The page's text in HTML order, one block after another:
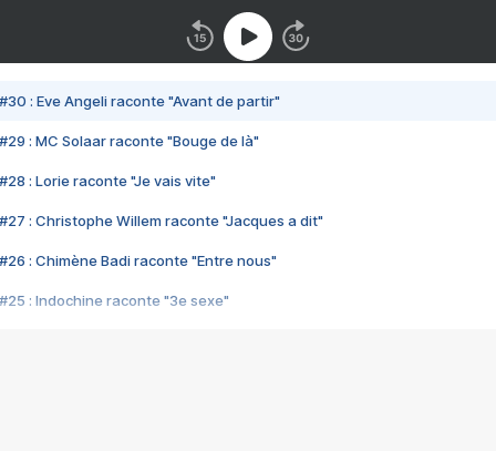
#30 : Eve Angeli raconte "Avant de partir"
#29 : MC Solaar raconte "Bouge de là"
#28 : Lorie raconte "Je vais vite"
#27 : Christophe Willem raconte "Jacques a dit"
#26 : Chimène Badi raconte "Entre nous"
#25 : Indochine raconte "3e sexe"